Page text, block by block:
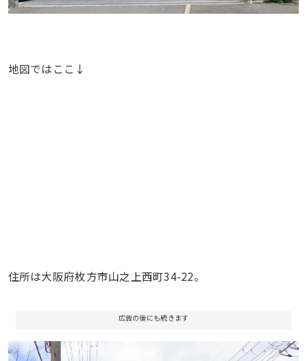
地図ではここ↓
住所は大阪府枚方市山之上西町34-22。
広告の後にも続きます